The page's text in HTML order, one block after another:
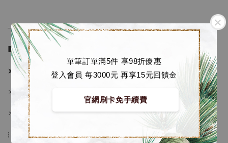
單筆訂單滿5件 享98折優惠
登入會員 每3000元 再享15元回饋金
官網刷卡免手續費
──────────────
■ 販售資訊 (NT$)：
➤ 價格 2280元 (訂金1280)
＊ 國際運費另計
＊ 刷卡免手續費
⁝